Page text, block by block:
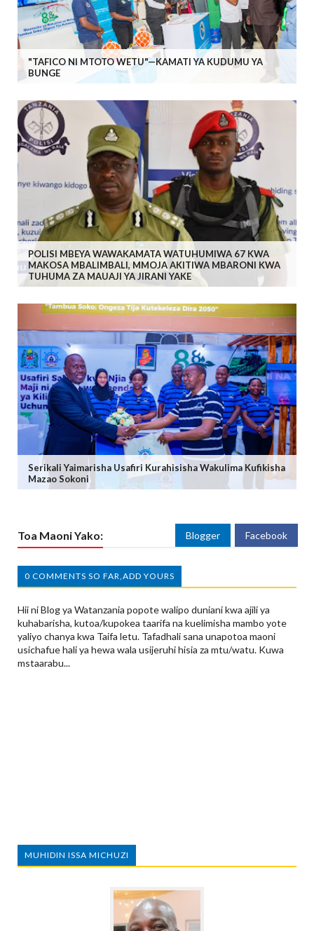
"TAFICO NI MTOTO WETU"—KAMATI YA KUDUMU YA
BUNGE
POLISI MBEYA WAWAKAMATA WATUHUMIWA 67 KWA
MAKOSA MBALIMBALI, MMOJA AKITIWA MBARONI KWA
TUHUMA ZA MAUAJI YA JIRANI YAKE
Serikali Yaimarisha Usafiri Kurahisisha Wakulima Kufikisha
Mazao Sokoni
Toa Maoni Yako: Blogger Facebook
0 COMMENTS SO FAR,ADD YOURS
Hii ni Blog ya Watanzania popote walipo duniani kwa ajili ya
kuhabarisha, kutoa/kupokea taarifa na kuelimisha mambo yote
yaliyo chanya kwa Taifa letu. Tafadhali sana unapotoa maoni
usichafue hali ya hewa wala usijeruhi hisia za mtu/watu. Kuwa
mstaarabu...
MUHIDIN ISSA MICHUZI